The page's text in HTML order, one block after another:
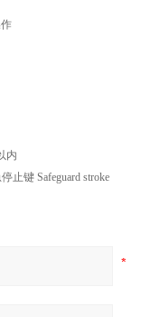
内
止键 Safeguard stroke